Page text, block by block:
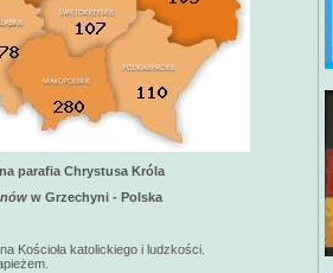
parafia Chrystusa Króla
w Grzechyni - Polska
Kościoła katolickiego i ludzkości.